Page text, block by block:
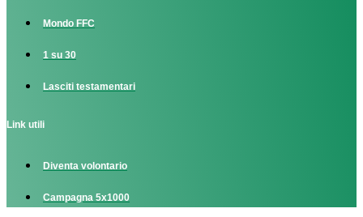
Mondo FFC
1 su 30
Lasciti testamentari
Link utili
Diventa volontario
Campagna 5x1000